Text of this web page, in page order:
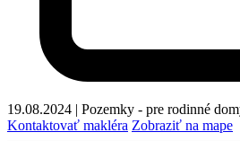
19.08.2024 | Pozemky - pre rodinné
Kontaktovať makléra Zobraziť na mape